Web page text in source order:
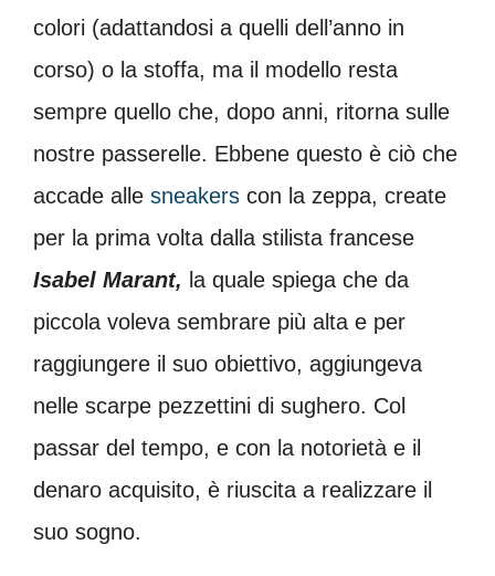
colori (adattandosi a quelli dell’anno in
corso) o la stoffa, ma il modello resta
sempre quello che, dopo anni, ritorna sulle
nostre passerelle. Ebbene questo è ciò che
accade alle sneakers con la zeppa, create
per la prima volta dalla stilista francese
Isabel Marant, la quale spiega che da
piccola voleva sembrare più alta e per
raggiungere il suo obiettivo, aggiungeva
nelle scarpe pezzettini di sughero. Col
passar del tempo, e con la notorietà e il
denaro acquisito, è riuscita a realizzare il
suo sogno.